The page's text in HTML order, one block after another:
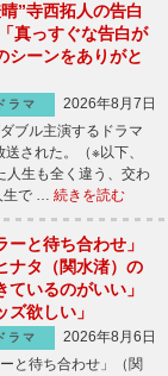
”寺西拓人の告白
真っすぐな告白が
シーンをありがと
ドラマ
2026年8月7日
ブル主演するドラマ
された。（※以下、
生も全く違う、交わ
生で … 続きを読む
ーと待ち合わせ」
ナタ（関水渚）の
いるのがいい」
ズ欲しい」
ドラマ
2026年8月6日
と待ち合わせ」（関